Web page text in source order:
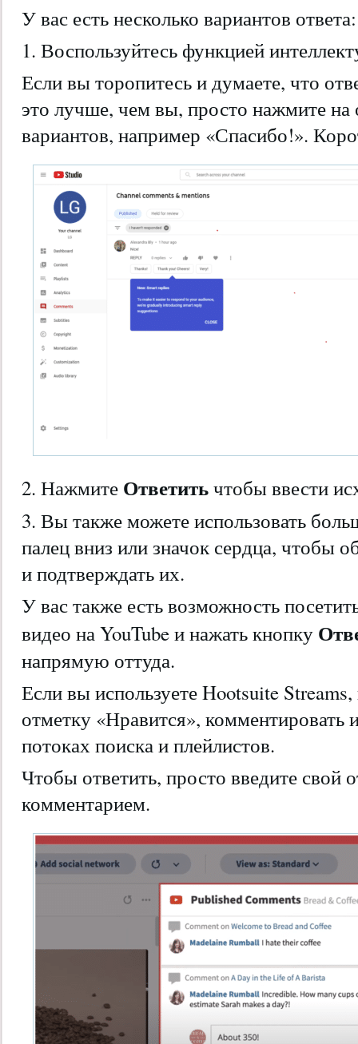
У вас есть несколько вариантов ответа:
1. Воспользуйтесь функцией
Если вы торопитесь и думаете, что
это лучше, чем вы, просто нажмите
вариантов, например «Спасибо!».
2. Нажмите Ответитьчтобы ввести
3. Вы также можете использовать
палец вниз или значок сердца, чтобы
и подтверждать их.
У вас также есть возможность
видео на YouTube и нажать кнопку
напрямую оттуда.
Если вы используете Hootsuite
отметку «Нравится», комментировать
потоках поиска и плейлистов.
Чтобы ответить, просто введите свой
комментарием.